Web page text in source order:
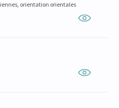
orientation orientales